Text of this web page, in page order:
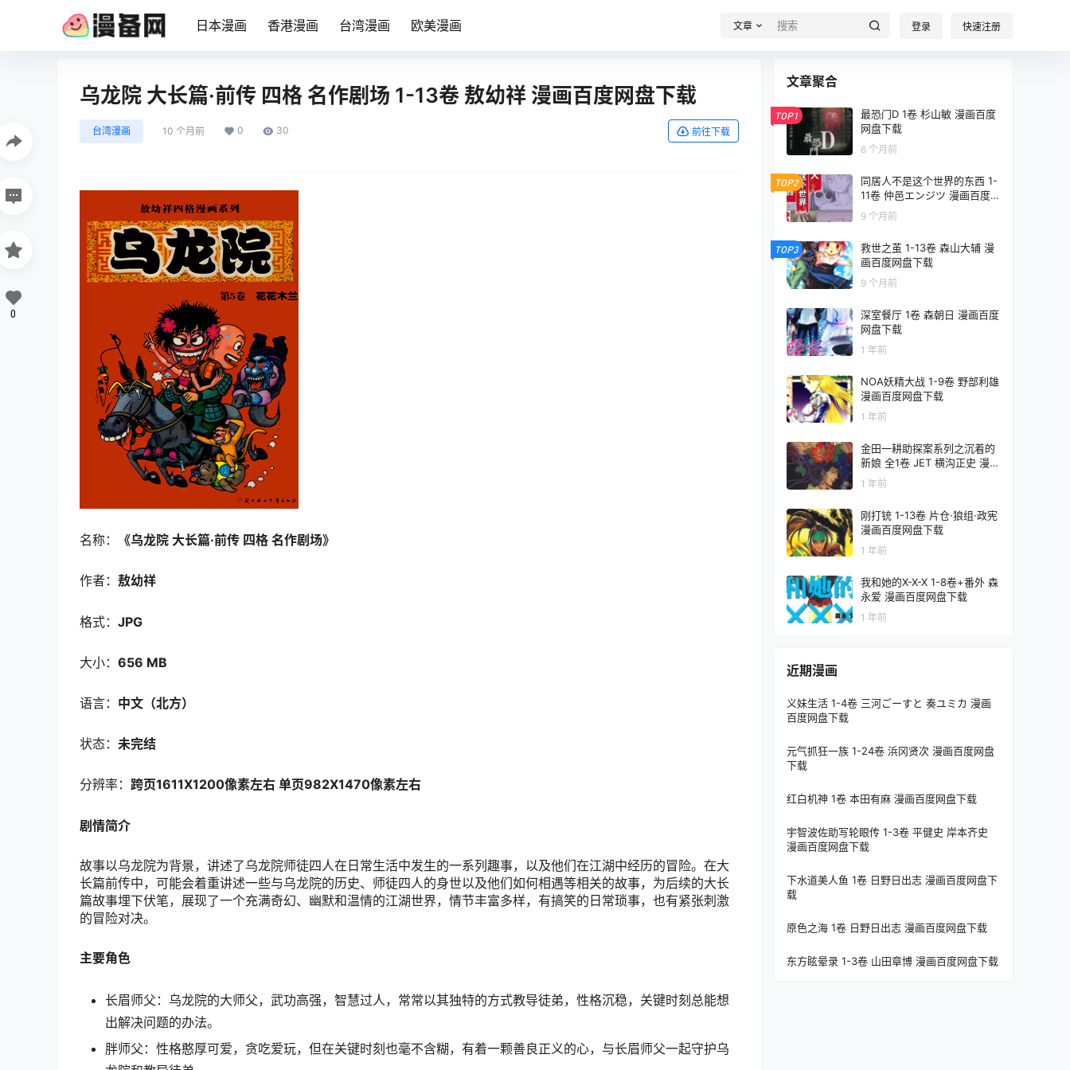
日本漫画 香港漫画 台湾漫画 欧美漫画 文章 登录 快速注册
乌龙院 大长篇·前传 四格 名作剧场 1-13卷 敖幼祥 漫画百度网盘下载
台湾漫画 10 个月前 0 30 前往下载
名称： 《乌龙院 大长篇·前传 四格 名作剧场》
作者： 敖幼祥
格式： JPG
大小： 656 MB
语言： 中文（北方）
状态： 未完结
分辨率： 跨页1611X1200像素左右 单页982X1470像素左右
剧情简介
故事以乌龙院为背景，讲述了乌龙院师徒四人在日常生活中发生的一系列趣事，以及他们在江湖中经历的冒险。在大
长篇前传中，可能会着重讲述一些与乌龙院的历史、师徒四人的身世以及他们如何相遇等相关的故事，为后续的大长
篇故事埋下伏笔，展现了一个充满奇幻、幽默和温情的江湖世界，情节丰富多样，有搞笑的日常琐事，也有紧张刺激
的冒险对决。
主要角色
长眉师父：乌龙院的大师父，武功高强，智慧过人，常常以其独特的方式教导徒弟，性格沉稳，关键时刻总能想
出解决问题的办法。
胖师父：性格憨厚可爱，贪吃爱玩，但在关键时刻也毫不含糊，有着一颗善良正义的心，与长眉师父一起守护乌
0
文章聚合
TOP1
最恐门D 1卷 杉山敏 漫画百度
网盘下载
6 个月前
TOP2
同居人不是这个世界的东西 1-
11卷 仲邑エンジツ 漫画百度
网盘下载
9 个月前
TOP3
救世之茧 1-13卷 森山大辅 漫
画百度网盘下载
9 个月前
深室餐厅 1卷 森朝日 漫画百度
网盘下载
1 年前
NOA妖精大战 1-9卷 野部利雄
漫画百度网盘下载
1 年前
金田一耕助探案系列之沉着的
新娘 全1卷 JET 横沟正史 漫画
百度网盘下载
1 年前
刚打铳 1-13卷 片仓·狼组·政宪
漫画百度网盘下载
1 年前
我和她的X-X-X 1-8卷+番外 森
永爱 漫画百度网盘下载
1 年前
近期漫画
义妹生活 1-4卷 三河ごーすと 奏ユミカ 漫画
百度网盘下载
元气抓狂一族 1-24卷 浜冈贤次 漫画百度网盘
下载
红白机神 1卷 本田有麻 漫画百度网盘下载
宇智波佐助写轮眼传 1-3卷 平健史 岸本齐史
漫画百度网盘下载
下水道美人鱼 1卷 日野日出志 漫画百度网盘下
载
原色之海 1卷 日野日出志 漫画百度网盘下载
东方眩晕录 1-3卷 山田章博 漫画百度网盘下载